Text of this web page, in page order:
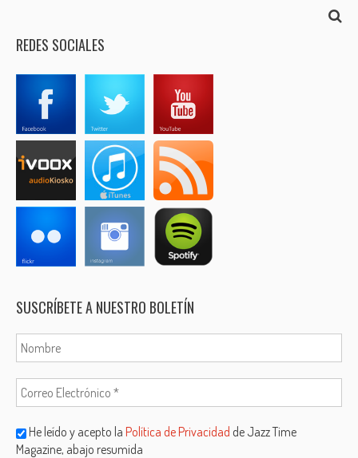
REDES SOCIALES
SUSCRÍBETE A NUESTRO BOLETÍN
He leído y acepto laPolítica de Privacidad de Jazz Time
Magazine, abajo resumida